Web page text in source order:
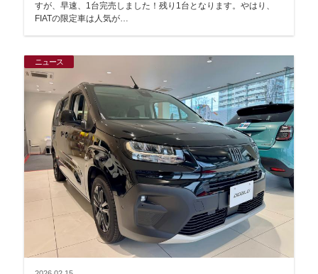
すが、早速、1台完売しました！残り1台となります。やはり、
FIATの限定車は人気が…
ニュース